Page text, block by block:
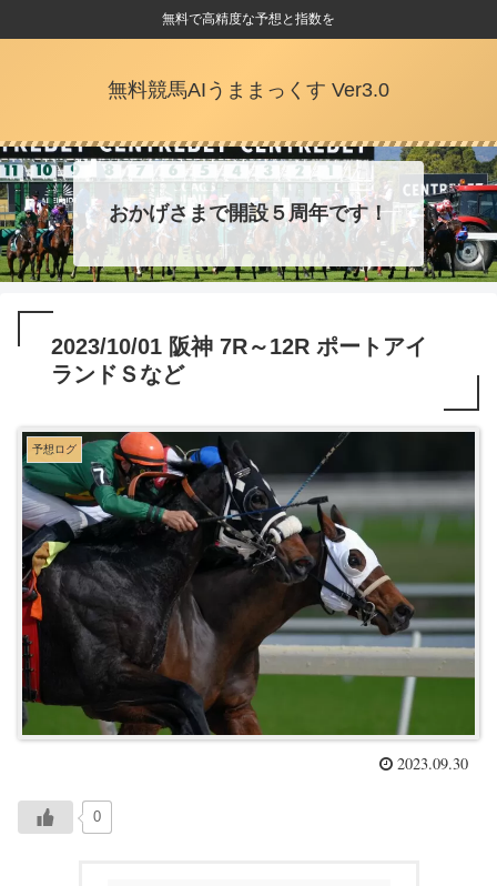
無料で高精度な予想と指数を
無料競馬AIうままっくす Ver3.0
おかげさまで開設５周年です！
2023/10/01 阪神 7R～12R ポートアイ
ランドＳなど
予想ログ
2023.09.30
0